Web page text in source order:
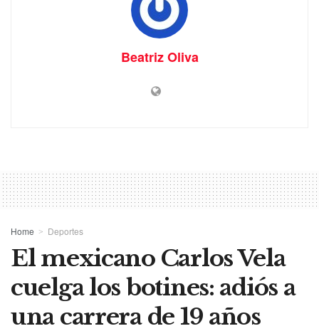
Beatriz Oliva
Home Deportes
El mexicano Carlos Vela
cuelga los botines: adiós a
una carrera de 19 años